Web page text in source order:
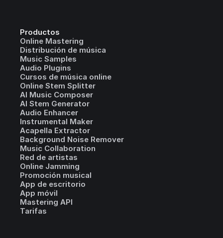
Productos
Online Mastering
Distribución de música
Music Samples
Audio Plugins
Cursos de música online
Online Stem Splitter
AI Music Composer
AI Stem Generator
Audio Enhancer
Instrumental Maker
Acapella Extractor
Background Noise Remover
Music Collaboration
Red de artistas
Online Jamming
Promoción musical
App de escritorio
App móvil
Mastering API
Tarifas